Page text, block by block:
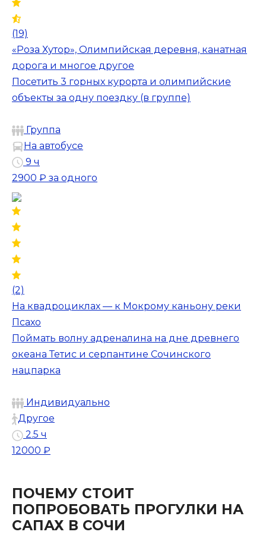
(19)
«Роза Хутор», Олимпийская деревня, канатная
дорога и многое другое
Посетить 3 горных курорта и олимпийские
объекты за одну поездку (в группе)
Группа
На автобусе
9 ч
2900 ₽ за одного
(2)
На квадроциклах — к Мокрому каньону реки
Псахо
Поймать волну адреналина на дне древнего
океана Тетис и серпантине Сочинского
нацпарка
Индивидуально
Другое
2.5 ч
12000 ₽
ПОЧЕМУ СТОИТ
ПОПРОБОВАТЬ ПРОГУЛКИ НА
САПАХ В СОЧИ